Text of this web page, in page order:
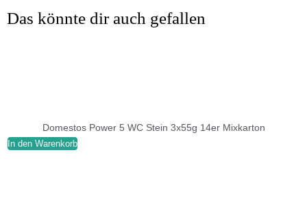
Das könnte dir auch gefallen
Domestos Power 5 WC Stein 3x55g 14er Mixkarton
In den Warenkorb